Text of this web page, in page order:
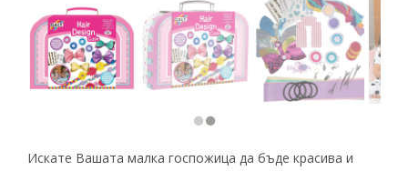
Искате Вашата малка госпожица да бъде красива и